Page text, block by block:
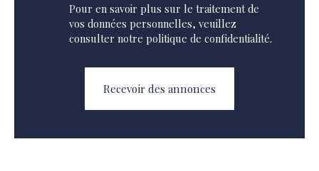
Pour en savoir plus sur le traitement de
vos données personnelles, veuillez
consulter notre politique de confidentialité.
Recevoir des annonces